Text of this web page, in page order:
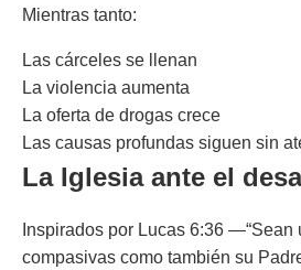
Mientras tanto:
Las cárceles se llenan
La violencia aumenta
La oferta de drogas crece
Las causas profundas siguen sin
La Iglesia ante el
Inspirados por Lucas 6:36 —“Sean
compasivas como también su